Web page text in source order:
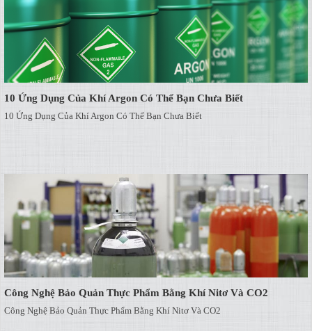
10 Ứng Dụng Của Khí Argon Có Thể Bạn Chưa Biết
10 Ứng Dụng Của Khí Argon Có Thể Bạn Chưa Biết
Công Nghệ Bảo Quản Thực Phẩm Bằng Khí Nitơ Và CO2
Công Nghệ Bảo Quản Thực Phẩm Bằng Khí Nitơ Và CO2